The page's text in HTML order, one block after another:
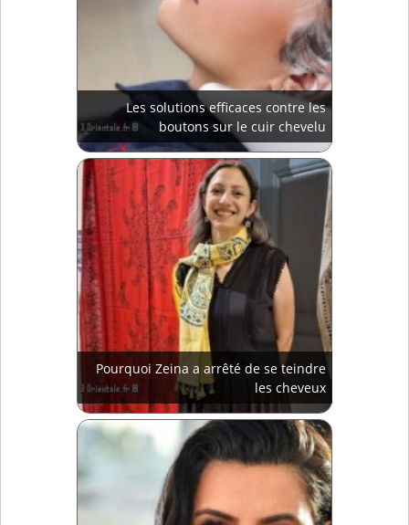
Les solutions efficaces contre les
boutons sur le cuir chevelu
Pourquoi Zeina a arrêté de se teindre
les cheveux